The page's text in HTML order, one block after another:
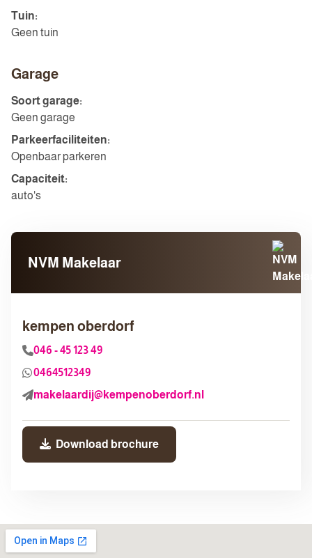
Tuin:
Geen tuin
Garage
Soort garage:
Geen garage
Parkeerfaciliteiten:
Openbaar parkeren
Capaciteit:
auto's
NVM Makelaar
kempen oberdorf
046 - 45 123 49
0464512349
makelaardij@kempenoberdorf.nl
Download brochure